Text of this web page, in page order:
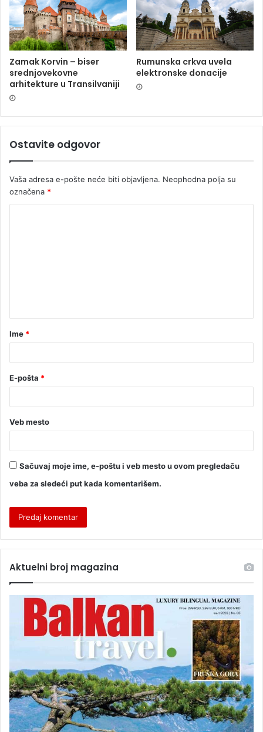
Zamak Korvin – biser
srednjovekovne
arhitekture u Transilvaniji
Rumunska crkva uvela
elektronske donacije
Ostavite odgovor
Vaša adresa e-pošte neće biti objavljena. Neophodna polja su
označena *
Ime *
E-pošta *
Veb mesto
Sačuvaj moje ime, e-poštu i veb mesto u ovom pregledaču
veba za sledeći put kada komentarišem.
Aktuelni broj magazina